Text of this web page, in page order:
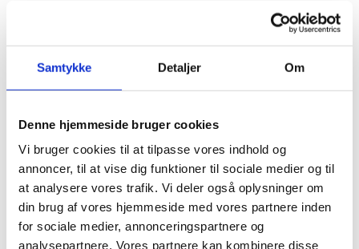
Samtykke Detaljer Om
Denne hjemmeside bruger cookies
Vi bruger cookies til at tilpasse vores indhold og
annoncer, til at vise dig funktioner til sociale medier og til
at analysere vores trafik. Vi deler også oplysninger om
din brug af vores hjemmeside med vores partnere inden
for sociale medier, annonceringspartnere og
analysepartnere. Vores partnere kan kombinere disse
Kom med morgenhår og tag din nabo eller bedste ven under
Husk din yogamåtte.
Hvis det er dårligt vejr, er vi indendørs på Villa Strand eller
Hornbækhus.
Info
Tilmelding